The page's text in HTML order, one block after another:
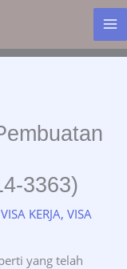
3363)
VISA KERJA,VISA
yang telah